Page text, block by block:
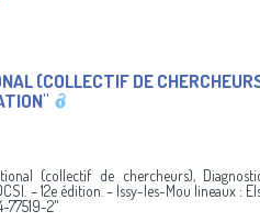
(COLLECTIF DE
(collectif de chercheurs),
– 12e édition. – Issy-les-Mou lineaux :
77519-2"